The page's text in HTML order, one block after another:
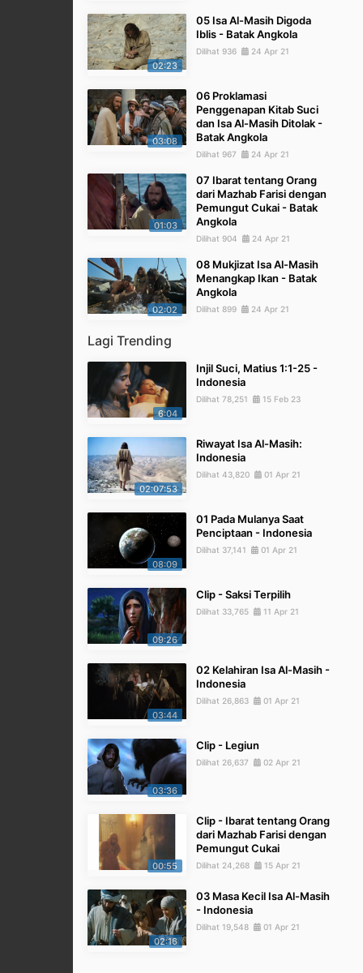
02:23
05 Isa Al-Masih Digoda
Iblis - Batak Angkola
Dilihat 936 24 Apr 21
03:08
06 Proklamasi
Penggenapan Kitab Suci
dan Isa Al-Masih Ditolak -
Batak Angkola
Dilihat 967 24 Apr 21
01:03
07 Ibarat tentang Orang
dari Mazhab Farisi dengan
Pemungut Cukai - Batak
Angkola
Dilihat 904 24 Apr 21
02:02
08 Mukjizat Isa Al-Masih
Menangkap Ikan - Batak
Angkola
Dilihat 899 24 Apr 21
Lagi Trending
6:04
Injil Suci, Matius 1:1-25 -
Indonesia
Dilihat 78,251 15 Feb 23
02:07:53
Riwayat Isa Al-Masih:
Indonesia
Dilihat 43,820 01 Apr 21
08:09
01 Pada Mulanya Saat
Penciptaan - Indonesia
Dilihat 37,141 01 Apr 21
09:26
Clip - Saksi Terpilih
Dilihat 33,765 11 Apr 21
03:44
02 Kelahiran Isa Al-Masih -
Indonesia
Dilihat 26,863 01 Apr 21
03:36
Clip - Legiun
Dilihat 26,637 02 Apr 21
00:55
Clip - Ibarat tentang Orang
dari Mazhab Farisi dengan
Pemungut Cukai
Dilihat 24,268 15 Apr 21
02:16
03 Masa Kecil Isa Al-Masih
- Indonesia
Dilihat 19,548 01 Apr 21